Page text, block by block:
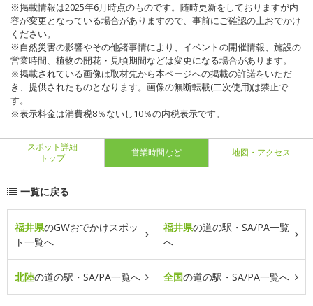
※掲載情報は2025年6月時点のものです。随時更新をしておりますが内
容が変更となっている場合がありますので、事前にご確認の上おでかけ
ください。
※自然災害の影響やその他諸事情により、イベントの開催情報、施設の
営業時間、植物の開花・見頃期間などは変更になる場合があります。
※掲載されている画像は取材先から本ページへの掲載の許諾をいただ
き、提供されたものとなります。画像の無断転載(二次使用)は禁止で
す。
※表示料金は消費税8％ないし10％の内税表示です。
スポット詳細
トップ
営業時間など 地図・アクセス
一覧に戻る
福井県のGWおでかけスポッ
ト一覧へ
福井県の道の駅・SA/PA一覧
へ
北陸の道の駅・SA/PA一覧へ 全国の道の駅・SA/PA一覧へ